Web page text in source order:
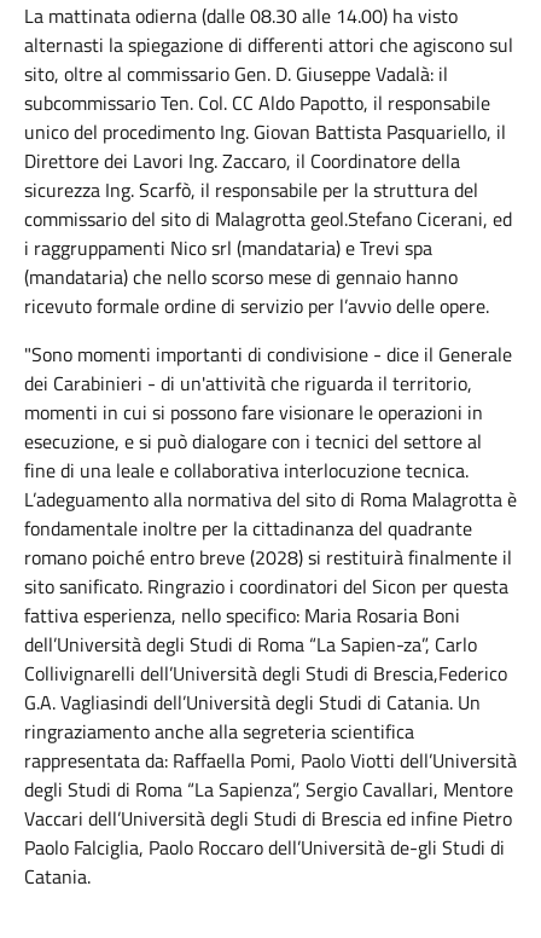
La mattinata odierna (dalle 08.30 alle 14.00) ha visto
alternasti la spiegazione di differenti attori che agiscono sul
sito, oltre al commissario Gen. D. Giuseppe Vadalà: il
subcommissario Ten. Col. CC Aldo Papotto, il responsabile
unico del procedimento Ing. Giovan Battista Pasquariello, il
Direttore dei Lavori Ing. Zaccaro, il Coordinatore della
sicurezza Ing. Scarfò, il responsabile per la struttura del
commissario del sito di Malagrotta geol.Stefano Cicerani, ed
i raggruppamenti Nico srl (mandataria) e Trevi spa
(mandataria) che nello scorso mese di gennaio hanno
ricevuto formale ordine di servizio per l’avvio delle opere.
"Sono momenti importanti di condivisione - dice il Generale
dei Carabinieri - di un'attività che riguarda il territorio,
momenti in cui si possono fare visionare le operazioni in
esecuzione, e si può dialogare con i tecnici del settore al
fine di una leale e collaborativa interlocuzione tecnica.
L’adeguamento alla normativa del sito di Roma Malagrotta è
fondamentale inoltre per la cittadinanza del quadrante
romano poiché entro breve (2028) si restituirà finalmente il
sito sanificato. Ringrazio i coordinatori del Sicon per questa
fattiva esperienza, nello specifico: Maria Rosaria Boni
dell’Università degli Studi di Roma “La Sapien-za”, Carlo
Collivignarelli dell’Università degli Studi di Brescia,Federico
G.A. Vagliasindi dell’Università degli Studi di Catania. Un
ringraziamento anche alla segreteria scientifica
rappresentata da: Raffaella Pomi, Paolo Viotti dell’Università
degli Studi di Roma “La Sapienza”, Sergio Cavallari, Mentore
Vaccari dell’Università degli Studi di Brescia ed infine Pietro
Paolo Falciglia, Paolo Roccaro dell’Università de-gli Studi di
Catania.